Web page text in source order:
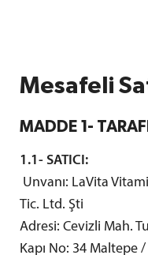
Mesafeli
MADDE 1-
1.1- SATICI:
Unvanı: LaVita
Tic. Ltd. Şti
Adresi: Cevizli Mah.
Kapı No: 34 Maltepe